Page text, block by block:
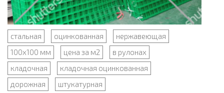
стальная оцинкованная
нержавеющая
100x100 мм
цена за м2
в рулонах
кладочная
кладочная оцинкованная
дорожная
штукатурная